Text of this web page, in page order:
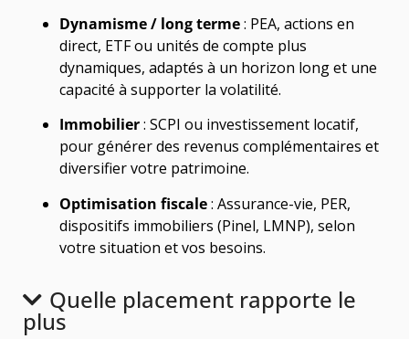
Dynamisme / long terme: PEA, actions en
direct, ETF ou unités de compte plus
dynamiques, adaptés à un horizon long et une
capacité à supporter la volatilité.
Immobilier: SCPI ou investissement locatif,
pour générer des revenus complémentaires et
diversifier votre patrimoine.
Optimisation fiscale: Assurance-vie, PER,
dispositifs immobiliers (Pinel, LMNP), selon
votre situation et vos besoins.
Quelle placement rapporte le
plus